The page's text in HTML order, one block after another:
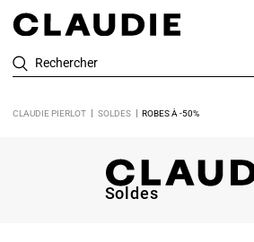
Rechercher
CLAUDIE PIERLOT SOLDES ROBES À -50%
Soldes